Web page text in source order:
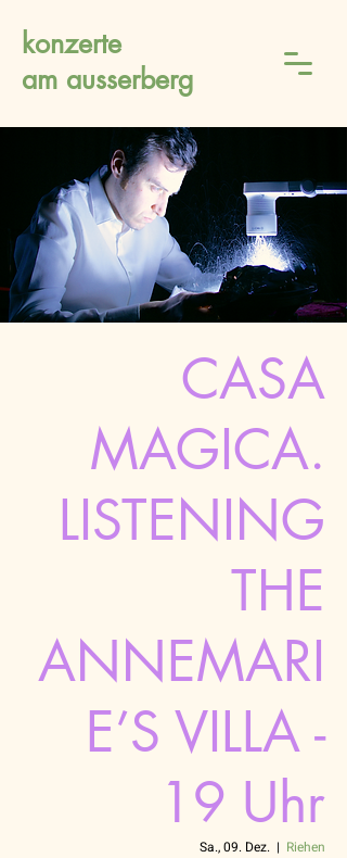
konzerte
am ausserberg
CASA
MAGICA.
LISTENING
THE
ANNEMARI
E’S VILLA -
19 Uhr
Sa., 09. Dez.
  |
Riehen